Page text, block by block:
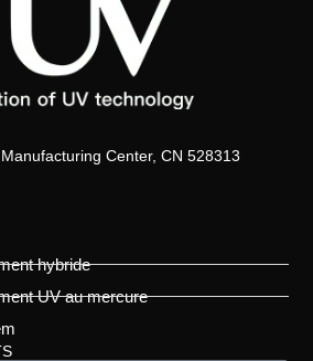
Center, CN 528313
hybride
UV au mercure